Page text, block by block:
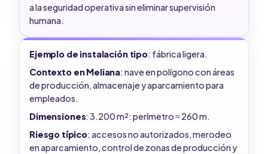
a la seguridad operativa sin eliminar supervisión
humana.
Ejemplo de instalación tipo: fábrica ligera.
Contexto en Meliana: nave en polígono con áreas
de producción, almacenaje y aparcamiento para
empleados.
Dimensiones: 3.200 m²: perímetro ≈ 260 m.
Riesgo típico: accesos no autorizados, merodeo
en aparcamiento, control de zonas de producción y